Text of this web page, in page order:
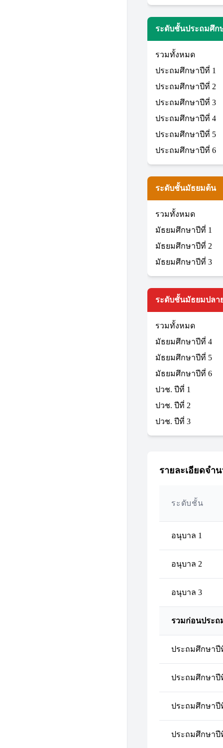
ระดับชั้นประถมศึก
รวมทั้งหมด
ประถมศึกษาปีที่ 1
ประถมศึกษาปีที่ 2
ประถมศึกษาปีที่ 3
ประถมศึกษาปีที่ 4
ประถมศึกษาปีที่ 5
ประถมศึกษาปีที่ 6
ระดับชั้นมัธยมต้น
รวมทั้งหมด
มัธยมศึกษาปีที่ 1
มัธยมศึกษาปีที่ 2
มัธยมศึกษาปีที่ 3
ระดับชั้นมัธยมปลา
รวมทั้งหมด
มัธยมศึกษาปีที่ 4
มัธยมศึกษาปีที่ 5
มัธยมศึกษาปีที่ 6
ปวช. ปีที่ 1
ปวช. ปีที่ 2
ปวช. ปีที่ 3
รายละเอียดจำ
ระดับชั้น
อนุบาล 1
อนุบาล 2
อนุบาล 3
รวมก่อนประถ
ประถมศึกษาปี
ประถมศึกษาปี
ประถมศึกษาปี
ประถมศึกษาปี